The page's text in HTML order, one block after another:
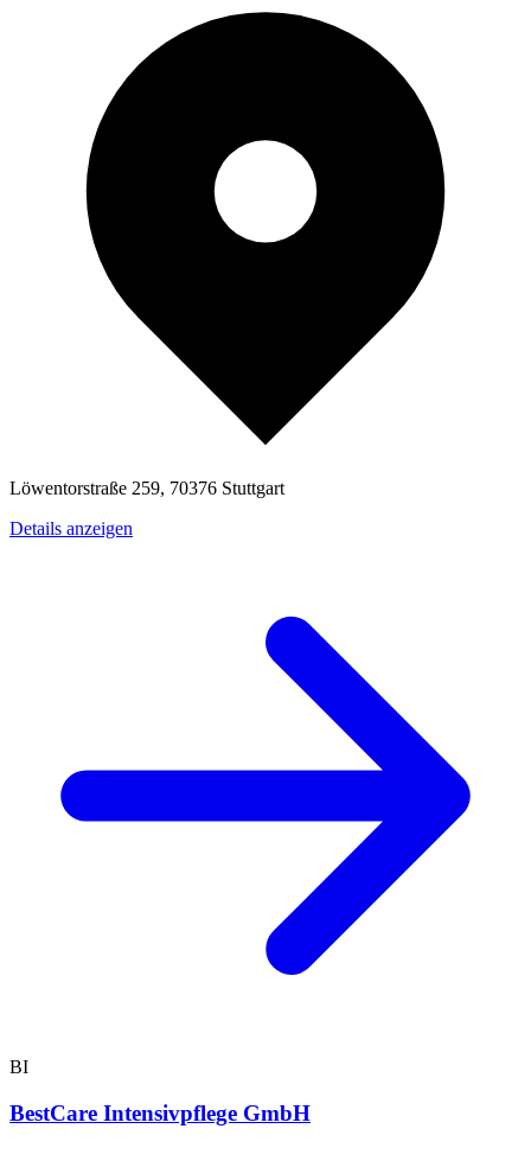
Löwentorstraße 259, 70376 Stuttgart
Details anzeigen
BI
BestCare Intensivpflege GmbH